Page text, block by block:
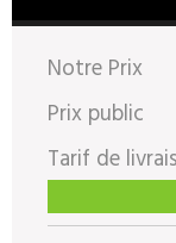
Notre Prix
Prix public
Tarif de